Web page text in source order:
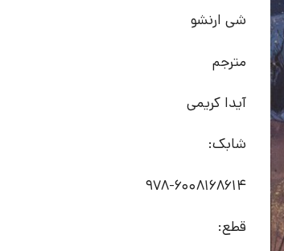
شی ارنشو
مترجم
آیدا کریمی
شابک:
978-6008168614
قطع: